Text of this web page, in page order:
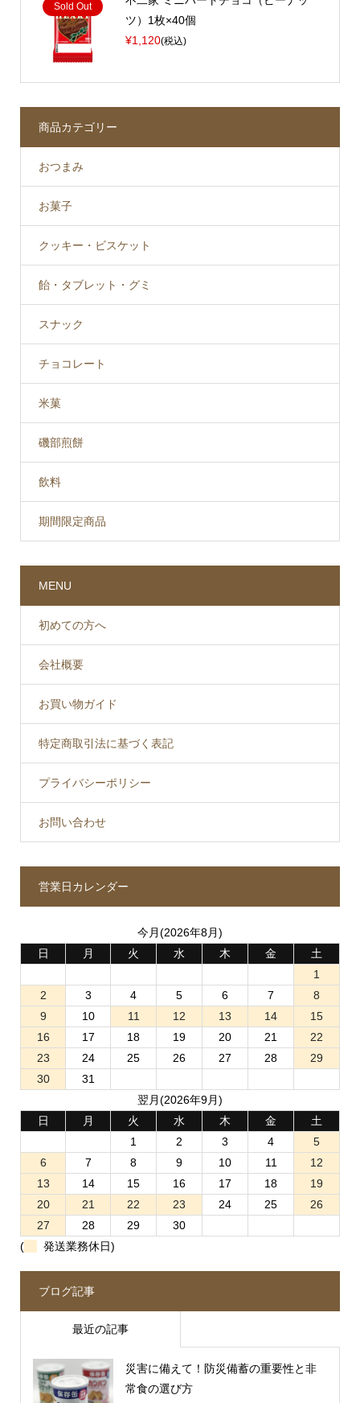
Sold Out
ツ）1枚×40個
¥1,120(税込)
商品カテゴリー
おつまみ
お菓子
クッキー・ビスケット
飴・タブレット・グミ
スナック
チョコレート
米菓
磯部煎餅
飲料
期間限定商品
MENU
初めての方へ
会社概要
お買い物ガイド
特定商取引法に基づく表記
プライバシーポリシー
お問い合わせ
営業日カレンダー
今月(2026年8月)
日
月 火 水 木 金
土
1
2
3 4 5 6 7
8
9
10 11 12 13 14
15
16
17 18 19 20 21
22
23
24 25 26 27 28
29
30
31
翌月(2026年9月)
日
月 火 水 木 金
土
1
2 3 4
5
6
7 8 9 10 11
12
13
14 15 16 17 18
19
20
21 22 23 24 25
26
27
28 29
30
(
発送業務休日)
ブログ記事
最近の記事
災害に備えて！防災備蓄の重要性と非
常食の選び方